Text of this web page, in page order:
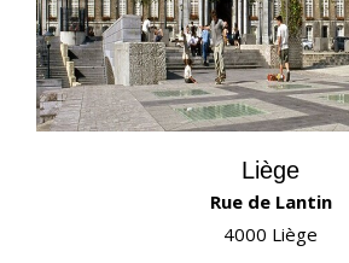
Liège
Rue de Lantin
4000 Liège